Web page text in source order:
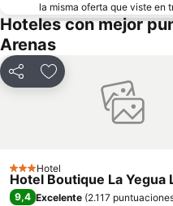
la misma oferta que viste en
Hoteles con mejor
Arenas
CompartirAgregar a favoritos
3 Estrellas
Hotel
Hotel Boutique La Yegua
9,4 Excelente (2.117